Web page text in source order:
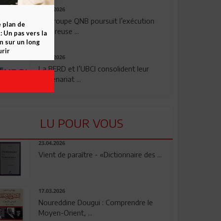
29.07.2026
Le Groupe QNB poursuit l’exécution
rigoureuse ...
24.07.2026
La BERD et l’UBCI consolident leur
partenariat ...
LU POUR VOUS
23.04.2026
Vient de paraître - «Dictionnaire des ...
17.03.2026
Noureddine Dougui : Comprendre le
Moyen-Orient, ...
plan de
Un pas vers la
sur un long